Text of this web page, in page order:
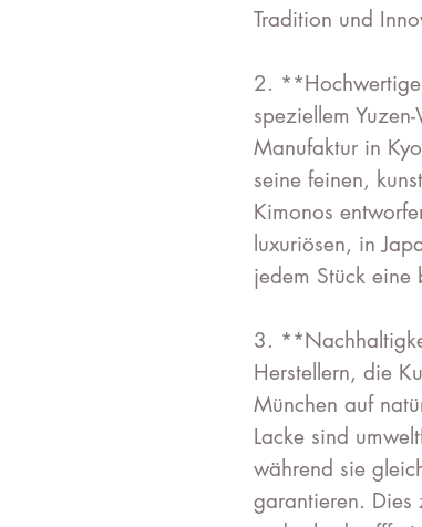
Tradition und
2.
speziellem
Manufaktur in
seine feinen,
Kimonos
luxuriösen, in
jedem Stück eine
3.
Herstellern, die
München auf
Lacke sind
während sie
garantieren. Dies